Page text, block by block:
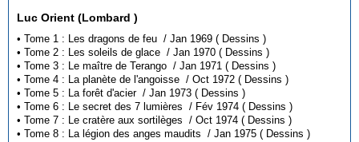
Luc Orient (Lombard )
• Tome 1 : Les dragons de feu / Jan 1969 ( Dessins )
• Tome 2 : Les soleils de glace / Jan 1970 ( Dessins )
• Tome 3 : Le maître de Terango / Jan 1971 ( Dessins )
• Tome 4 : La planète de l'angoisse / Oct 1972 ( Dessins )
• Tome 5 : La forêt d'acier / Jan 1973 ( Dessins )
• Tome 6 : Le secret des 7 lumières / Fév 1974 ( Dessins )
• Tome 7 : Le cratère aux sortilèges / Oct 1974 ( Dessins )
• Tome 8 : La légion des anges maudits / Jan 1975 ( Dessins )